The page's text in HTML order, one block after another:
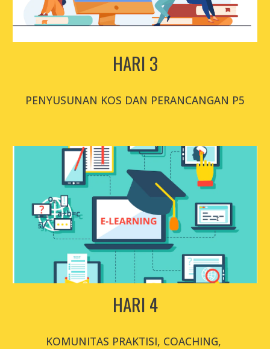
HARI 3
PENYUSUNAN KOS DAN PERANCANGAN P5
HARI 4
KOMUNITAS PRAKTISI, COACHING,